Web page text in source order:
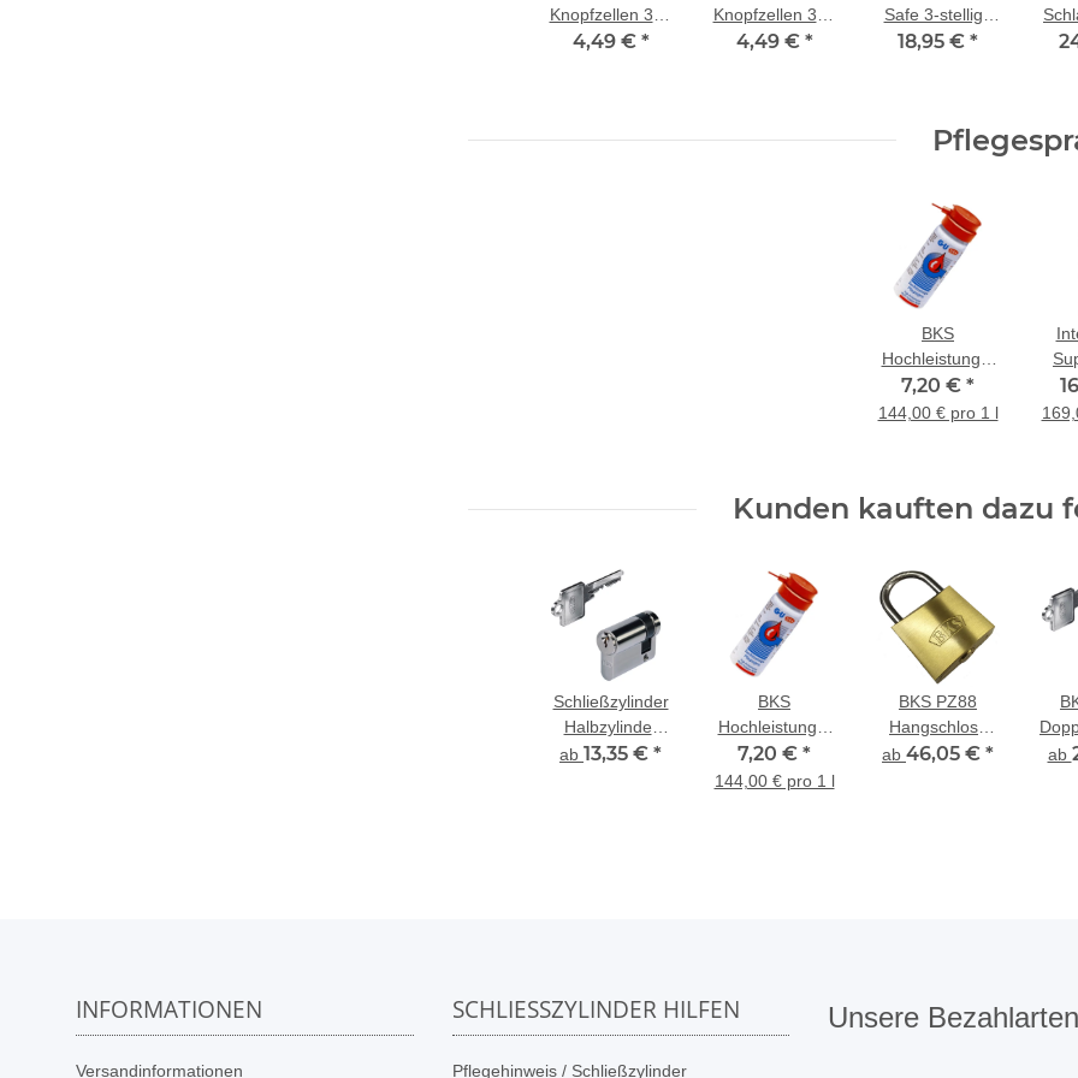
Knopfzellen 364
SR621SW 1,55
4,49 € *
Knopfzellen 377
SR626SW 1,55
4,49 € *
Safe 3-stellige
individuell
18,95 € *
BKS
Hochleistungs-
Pflegespray
50ml
7,20 € *
144,00 € pro 1 l
Kunden kauften dazu
Schließzylinder
Halbzylinder
BKS PZ 89
ab 13,35 € *
BKS
Hochleistungs-
Pflegespray
50ml
7,20 € *
144,00 € pro 1 l
BKS PZ88
Hangschloss
Messing
ab 46,05 € *
zu
ab
INFORMATIONEN
Versandinformationen
SCHLIESSZYLINDER HILFEN
Pflegehinweis / Schließzylinder
Unsere Bezahlarten